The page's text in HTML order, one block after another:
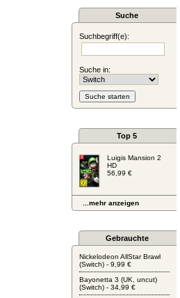
Suche
Suchbegriff(e):
Suche in:
Top 5
Luigis Mansion 2
HD
56,99 €
...mehr anzeigen
Gebrauchte
Nickelodeon AllStar Brawl
(Switch) - 9,99 €
Bayonetta 3 (UK, uncut)
(Switch) - 34,99 €